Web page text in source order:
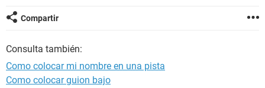
Compartir
Consulta también:
Como colocar mi nombre en una pista
Como colocar guion bajo